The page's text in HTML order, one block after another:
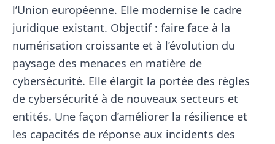
l’Union européenne. Elle modernise le cadre
juridique existant. Objectif : faire face à la
numérisation croissante et à l’évolution du
paysage des menaces en matière de
cybersécurité. Elle élargit la portée des règles
de cybersécurité à de nouveaux secteurs et
entités. Une façon d’améliorer la résilience et
les capacités de réponse aux incidents des